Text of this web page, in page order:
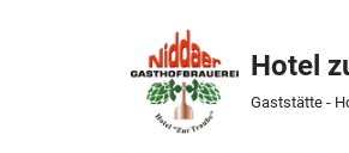
Hotel
Gaststätte -